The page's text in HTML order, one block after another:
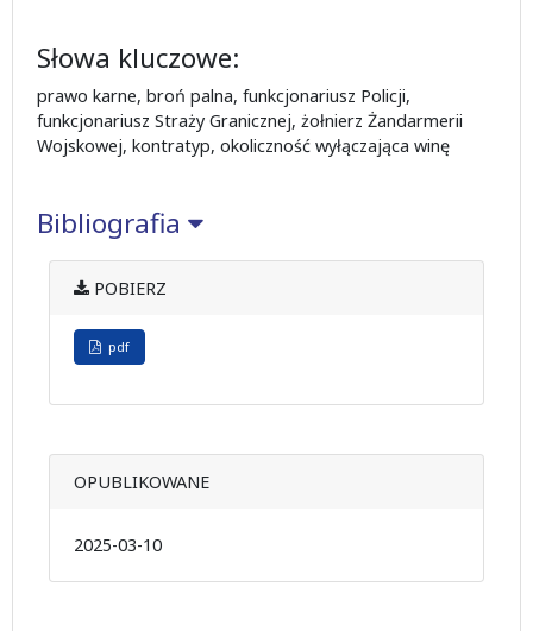
Słowa kluczowe:
prawo karne, broń palna, funkcjonariusz Policji,
funkcjonariusz Straży Granicznej, żołnierz Żandarmerii
Wojskowej, kontratyp, okoliczność wyłączająca winę
Bibliografia
POBIERZ
pdf
OPUBLIKOWANE
2025-03-10